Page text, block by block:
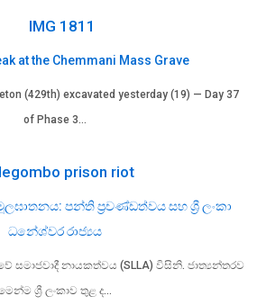
at the Chemmani Mass Grave
(429th) excavated yesterday (19) — Day 37
of Phase 3…
පන්ති ප්‍රචණ්ඩත්වය සහ ශ්‍රී ලංකා
ධනේශ්වර රාජ්‍යය
සමාජවාදී නායකත්වය (SLLA) විසිනි. ජාත්‍යන්තරව
ශ්‍රී ලංකාව තුළ ද…